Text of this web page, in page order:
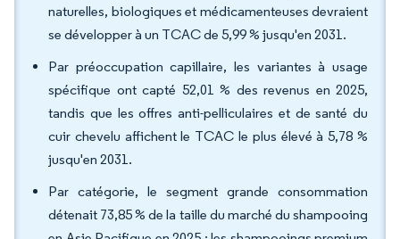
naturelles, biologiques et médicamenteuses devraient
se développer à un TCAC de 5,99 % jusqu'en 2031.
Par préoccupation capillaire, les variantes à usage
spécifique ont capté 52,01 % des revenus en 2025,
tandis que les offres anti-pelliculaires et de santé du
cuir chevelu affichent le TCAC le plus élevé à 5,78 %
jusqu'en 2031.
Par catégorie, le segment grande consommation
détenait 73,85 % de la taille du marché du shampooing